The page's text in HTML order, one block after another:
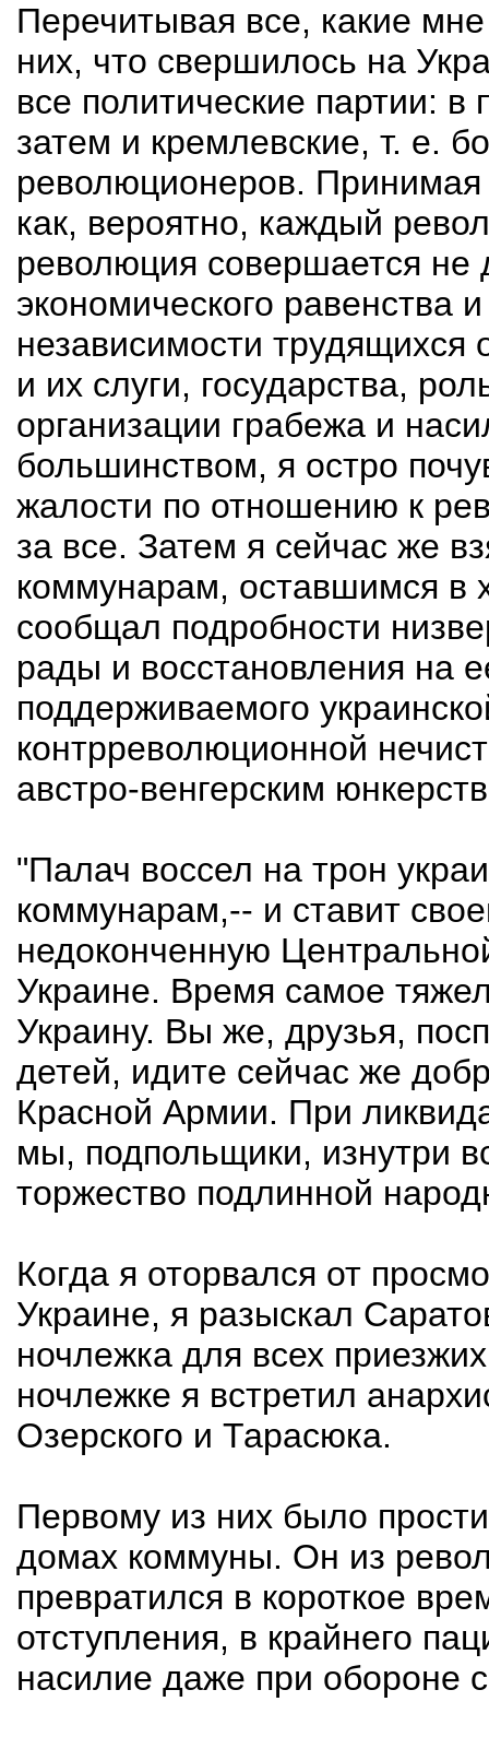
Перечитывая все, какие
них, что свершилось на
все политические партии:
затем и кремлевские, т. е.
революционеров.
как, вероятно, каждый
революция совершается не
экономического равенства
независимости трудящихся
и их слуги, государства,
организации грабежа и
большинством, я остро
жалости по отношению к
за все. Затем я сейчас же
коммунарам, оставшимся в
сообщал подробности
рады и восстановления на
поддерживаемого
контрреволюционной
австро-венгерским
"Палач воссел на трон
коммунарам,-- и ставит
недоконченную
Украине. Время самое
Украину. Вы же, друзья,
детей, идите сейчас же
Красной Армии. При
мы, подпольщики, изнутри
торжество подлинной
Когда я оторвался от
Украине, я разыскал
ночлежка для всех
ночлежке я встретил
Озерского и Тарасюка.
Первому из них было
домах коммуны. Он из
превратился в короткое
отступления, в крайнего
насилие даже при обороне